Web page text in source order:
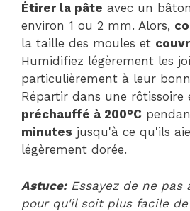
Étirer la pâte avec un
environ 1 ou 2 mm. Alors,
la taille des moules et
Humidifiez légèrement les
particulièrement à leur
Répartir dans une rôtissoire
préchauffé à 200°C
minutes jusqu'à ce qu'ils
légèrement dorée.
Astuce:Essayez de ne pas
pour qu'il soit plus facile